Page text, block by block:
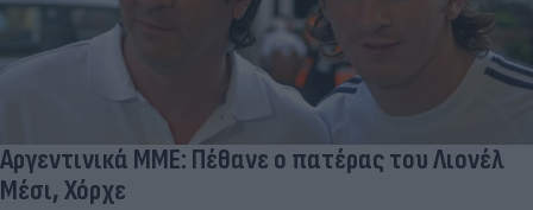
Αργεντινικά ΜΜΕ: Πέθανε ο πατέρας του Λιονέλ
Μέσι, Χόρχε